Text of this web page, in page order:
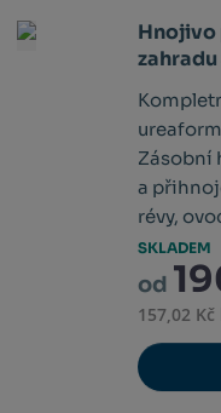
Hnojivo
zahradu
Zásobní
a
révy,
SKLADEM
od
157,02 Kč